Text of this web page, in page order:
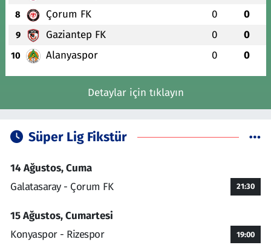
8 Çorum FK 0 0
9 Gaziantep FK 0 0
10 Alanyaspor 0 0
Detaylar için tıklayın
Süper Lig Fikstür
14 Ağustos, Cuma
Galatasaray - Çorum FK
21:30
15 Ağustos, Cumartesi
Konyaspor - Rizespor
19:00